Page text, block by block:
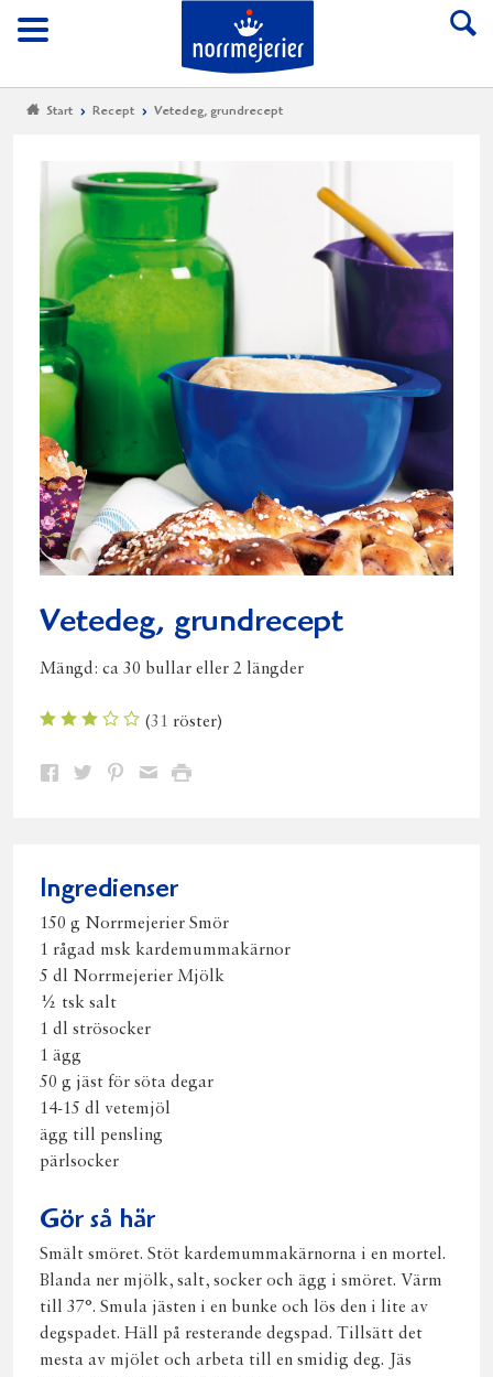
Meny
Till Norrmejerier
Start Recept Vetedeg, grundrecept
Vetedeg, grundrecept
Mängd: ca 30 bullar eller 2 längder
(31 röster)
Dela Dela Dela DelaSkriv
Ingredienser
150 g Norrmejerier Smör
1 rågad msk kardemummakärnor
5 dl Norrmejerier Mjölk
½ tsk salt
1 dl strösocker
1 ägg
50 g jäst för söta degar
14-15 dl vetemjöl
ägg till pensling
pärlsocker
Gör så här
Smält smöret. Stöt kardemummakärnorna i en mortel.
Blanda ner mjölk, salt, socker och ägg i smöret. Värm
till 37°. Smula jästen i en bunke och lös den i lite av
degspadet. Häll på resterande degspad. Tillsätt det
mesta av mjölet och arbeta till en smidig deg. Jäs